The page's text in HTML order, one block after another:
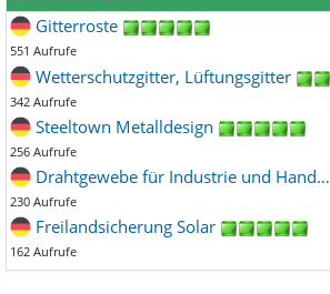
Gitterroste
551 Aufrufe
Wetterschutzgitter, Lüftungsgitter
342 Aufrufe
Steeltown Metalldesign
256 Aufrufe
Drahtgewebe für Industrie und Hand…
230 Aufrufe
Freilandsicherung Solar
162 Aufrufe